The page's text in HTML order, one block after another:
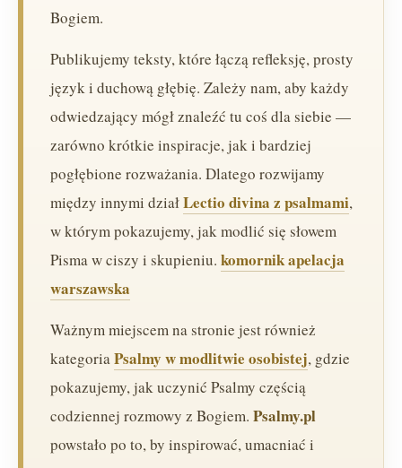
Bogiem.
Publikujemy teksty, które łączą refleksję, prosty
język i duchową głębię. Zależy nam, aby każdy
odwiedzający mógł znaleźć tu coś dla siebie —
zarówno krótkie inspiracje, jak i bardziej
pogłębione rozważania. Dlatego rozwijamy
między innymi działLectio divina z psalmami,
w którym pokazujemy, jak modlić się słowem
Pisma w ciszy i skupieniu. komornik apelacja
warszawska
Ważnym miejscem na stronie jest również
kategoria Psalmy w modlitwie osobistej, gdzie
pokazujemy, jak uczynić Psalmy częścią
codziennej rozmowy z Bogiem. Psalmy.pl
powstało po to, by inspirować, umacniać i